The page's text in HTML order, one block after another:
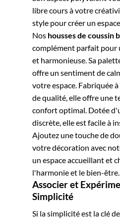
libre cours à votre
style pour créer un
Nos housses de coussin
complément parfait pour
et harmonieuse. Sa
offre un sentiment de
votre espace. Fabriquée
de qualité, elle offre une
confort optimal. Dotée
discrète, elle est facile à
Ajoutez une touche de
votre décoration avec
un espace accueillant et
l'harmonie et le bien-être.
Associer et
Simplicité
Si la simplicité est la clé